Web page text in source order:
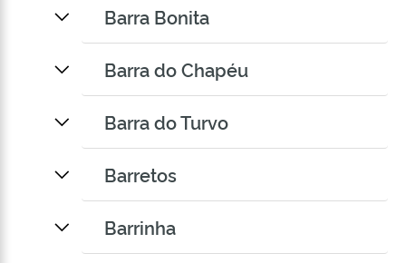
Barra Bonita
Barra do Chapéu
Barra do Turvo
Barretos
Barrinha